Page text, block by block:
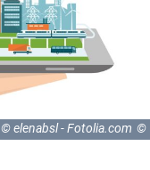
© elenabsl - Fotolia.com